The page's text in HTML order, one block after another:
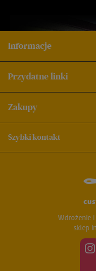
Informacje
Przydatne linki
Zakupy
Szybki kontakt
Wdrożenie
sklep